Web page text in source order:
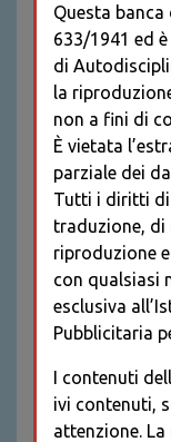
OBBLIGATORI
Questa
633/1941 ed
di
la
non a fini di
È vietata
parziale dei
Tutti i diritti di
traduzione, di
riproduzione
con qualsiasi
esclusiva
Pubblicitaria
I contenuti
ivi contenuti,
attenzione.